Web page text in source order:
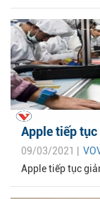
Apple tiếp
09/03/2021 |
Apple tiếp tục